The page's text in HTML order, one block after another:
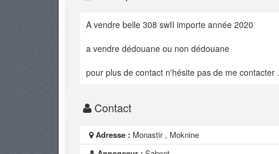
A vendre belle 308 swII importe année 2020
a vendre dédouane ou non dédouane
pour plus de contact n'hésite pas de me contacter .
Contact
Adresse : Monastir , Moknine